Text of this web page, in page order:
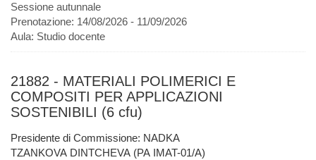
Sessione autunnale
Prenotazione: 14/08/2026 - 11/09/2026
Aula: Studio docente
21882 - MATERIALI POLIMERICI E
COMPOSITI PER APPLICAZIONI
SOSTENIBILI (6 cfu)
Presidente di Commissione: NADKA
TZANKOVA DINTCHEVA (PA IMAT-01/A)